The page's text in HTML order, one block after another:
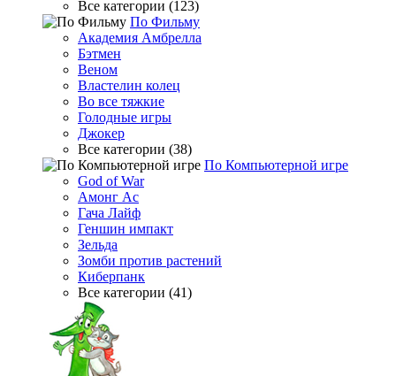
Все категории (123)
По Фильму
Академия Амбрелла
Бэтмен
Веном
Властелин колец
Во все тяжкие
Голодные игры
Джокер
Все категории (38)
По Компьютерной игре
God of War
Амонг Ас
Гача Лайф
Геншин импакт
Зельда
Зомби против растений
Киберпанк
Все категории (41)